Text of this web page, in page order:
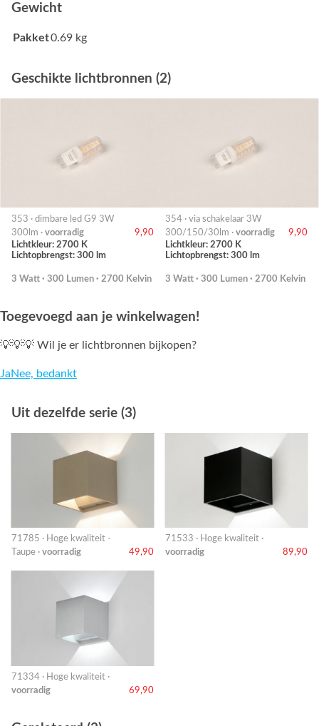
Gewicht
Pakket0.69 kg
Geschikte lichtbronnen (2)
353 · dimbare led G9 3W
300lm · voorradig
9,90
Lichtkleur: 2700 K
Lichtopbrengst: 300 lm
3 Watt · 300 Lumen · 2700 Kelvin
354 · via schakelaar 3W
300/150/30lm · voorradig
9,90
Lichtkleur: 2700 K
Lichtopbrengst: 300 lm
3 Watt · 300 Lumen · 2700 Kelvin
Toegevoegd aan je winkelwagen!
💡💡💡 Wil je er lichtbronnen bijkopen?
JaNee, bedankt
Uit dezelfde serie (3)
71785 · Hoge kwaliteit -
Taupe · voorradig 49,90
71533 · Hoge kwaliteit ·
voorradig
89,90
71334 · Hoge kwaliteit ·
voorradig
69,90